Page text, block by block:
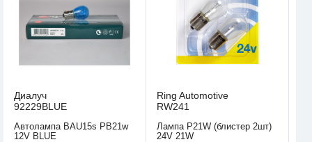
Диалуч
92229BLUE
Автолампа BAU15s PB21w
12V BLUE
Ring Automotive
RW241
Лампа P21W (блистер 2шт)
24V 21W